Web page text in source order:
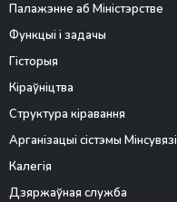
Палажэнне аб Міністэрстве
Функцыі і задачы
Гісторыя
Кіраўніцтва
Структура кіравання
Арганізацыі сістэмы Мінсувязі
Калегія
Дзяржаўная служба